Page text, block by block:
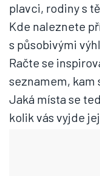
plavci, rodiny s
Kde naleznete
s působivými
Račte se
seznamem, kam
Jaká místa se
kolik vás vyjde